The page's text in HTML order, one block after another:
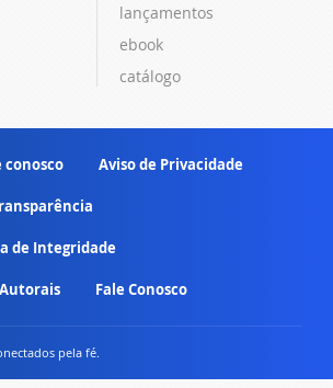
lançamentos
ebook
catálogo
conosco Aviso de Privacidade
de Integridade
Fale Conosco
pela fé.